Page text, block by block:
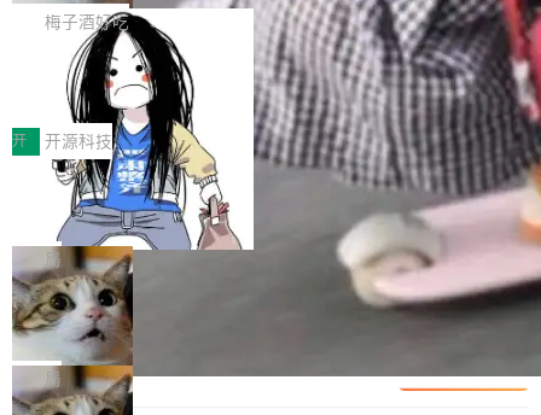
续增长的AI成本该如何优化。 深信服AI算力网关
正是围绕这些实际问题，从Token治理和成本治
理两个方面，让用户的每一份算力都看得清、管
得住、用得稳、省得下、更安全！ 一、从现在开
始，Token使用一目...
wat（Google 员工编号 23，Jeff Dean 二十多
年的编程搭档，MapReduce 和 Bigtable 的共同
作者）、Quoc Le（Google 大脑核心成员，Se
q2Seq 和 DocAI 的共同发明人）以及 Oriol Vin
yals（Gemini 联合负责人，AlphaSta...
把「看得清、用母语、记得住」三件事一次补
齐。 SolonCode 是什么 SolonCode 是杭州无
耳科技研发的企业级终端编码智能体——一位全
中文驱动的数字员工，自主理解需求、规划步
骤、编写代码。不挑模型、不挑平台，curl 一行
装完即用。 开源地址：Gitee · GitCode · GitHu
b 安装 支持 Java 8+（8~26）、macOS / Linu
x / Windows / Harmony PC。 # macOS / Linu
x / Harmony PC curl -fsSL https://solon.noea
r.org/solon...
梅子酒好吃
让“代码语义理解”深度释放AI Coding
价值潜能：华为云码道（CodeArts）
代码仓技术解析
一、代码仓深度理解技术的作用与价值 在软件工
程实践中，代码仓是企业核心知识资产的主要载
体。企业级代码仓库通常包含数十万乃至数百万
个文件，其规模远超单次模型调用可承载的上下
文窗口。随着项目规模的持续扩张与代码历史的
不断累积，代码仓中的模块关系、接口契约、业
务逻辑等关键信息往往分散于数十乃至数百个文
件之中，形成高度复杂的知识关联网络。传统的
代码检索手段（如关键词匹配、目录遍历）仅能
在语法层面完成文本定位，难以触及代码的语义
内涵与结构关联，导致开发者使用代码智能体在
开 开源科技
一条“删库”命令跑 17 小时，算法工程
师删光 89TB 数据只为干私活
最高人民检察院8月4日公布了一起案件：北京一
名90后算法工程师王某，为了给自己接的私活腾
服务器空间，删光了公司AI游戏部门的全部核心
数据。 王某2024年1月入职东城区某科技公司AI
短剧部门，有互联网大厂背景。在公司内部架构
调整期间，部门三次通知全员将数据从A集群迁
移到B集群，王某都回复了"收到"。 他没有迁移
局
Cloudflare 分享推理优化实践：KV ca
che 量化 + 权重压缩，吞吐量提升 4
1%，成本降 30%
Kimi 和 GLM 是当前最强的大模型系列之一，但
它们有一个共同的问题：太吃显存了。月之暗面
的 Kimi K 系列和智谱的 GLM 都是长上下文、M
局